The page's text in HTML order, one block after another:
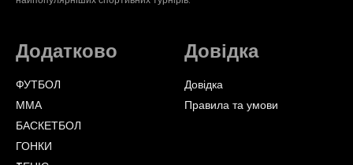
Додатково
ФУТБОЛ
ММА
БАСКЕТБОЛ
ГОНКИ
Довідка
Довідка
Правила та умови